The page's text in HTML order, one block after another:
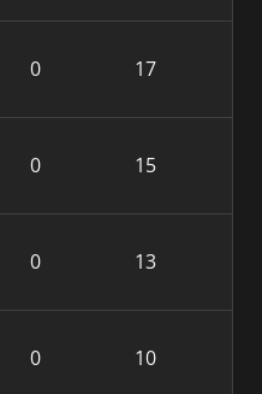
0 17
0 15
0 13
0 10